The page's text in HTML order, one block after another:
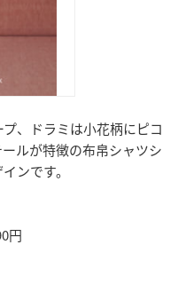
、ドラミは小花柄にピコ
ルが特徴の布帛シャツシ
ンです。
円